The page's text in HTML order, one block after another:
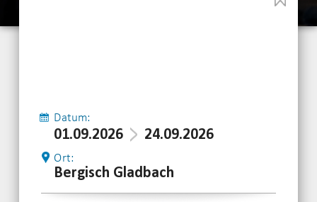
Datum:
01.09.2026 24.09.2026
Ort:
Bergisch Gladbach